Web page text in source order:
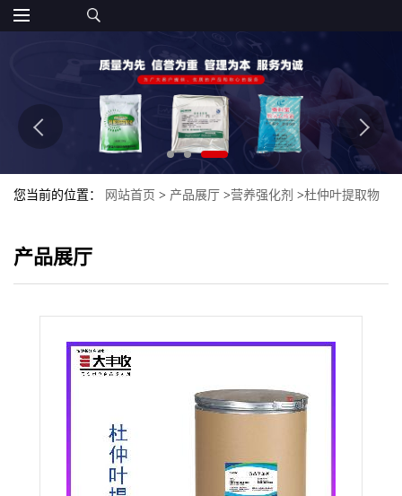
您当前的位置： 网站首页 > 产品展厅 >营养强化剂 >杜仲叶提取物
产品展厅